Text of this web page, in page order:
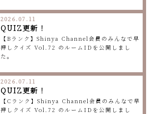
2026.07.11
QUIZ更新！
【Bランク】Shinya Channel会員のみんなで早
押しクイズ Vol.72 のルームIDを公開しまし
た。
2026.07.11
QUIZ更新！
【Cランク】Shinya Channel会員のみんなで早
押しクイズ Vol.72 のルームIDを公開しまし